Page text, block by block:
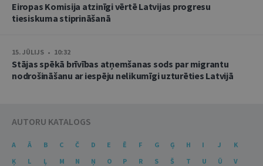
Eiropas Komisija atzinīgi vērtē Latvijas progresu
tiesiskuma stiprināšanā
15. JŪLIJS • 10:32
Stājas spēkā brīvības atņemšanas sods par migrantu
nodrošināšanu ar iespēju nelikumīgi uzturēties Latvijā
AUTORU KATALOGS
A Ā B C Č D E Ē F G Ģ H I J
K
Ķ
L Ļ M N Ņ O P R S Š T U Ū
V